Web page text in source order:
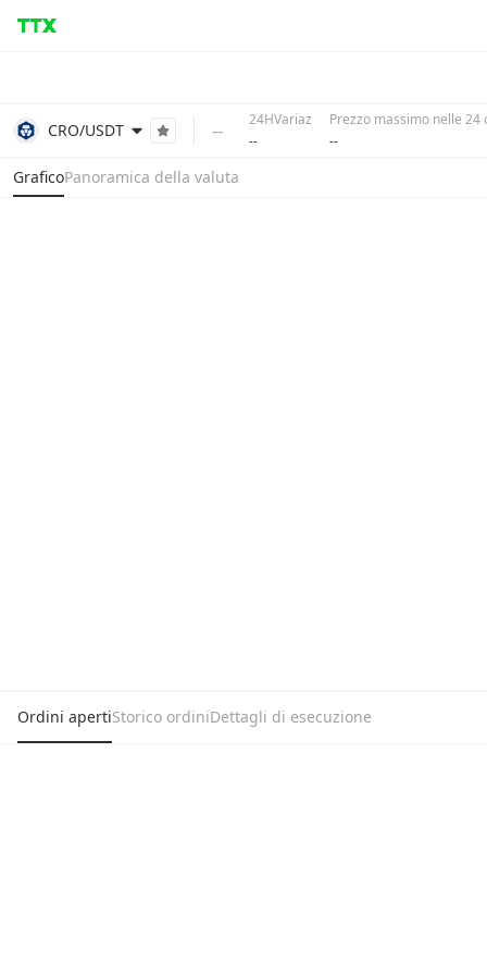
CRO/USDT --
24HVariaz
--
Prezzo massimo nelle 24
--
GraficoPanoramica della valuta
Ordini apertiStorico ordiniDettagli di esecuzione